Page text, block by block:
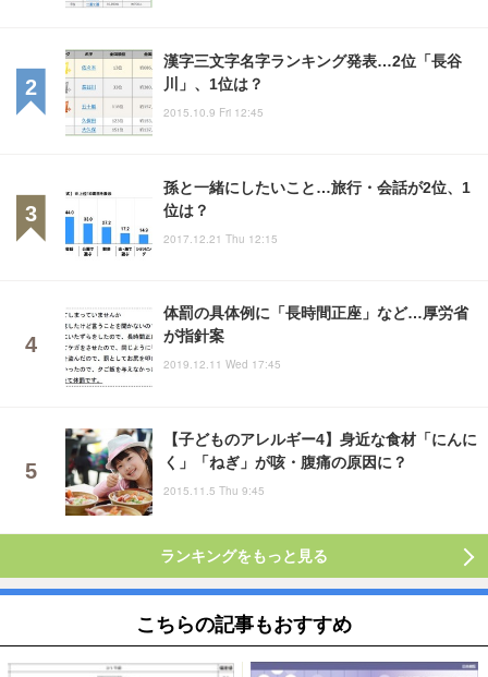
漢字三文字名字ランキング発表…2位「長谷
川」、1位は？
2015.10.9 Fri 12:45
孫と一緒にしたいこと…旅行・会話が2位、1
位は？
2017.12.21 Thu 12:15
体罰の具体例に「長時間正座」など…厚労省
が指針案
2019.12.11 Wed 17:45
【子どものアレルギー4】身近な食材「にんに
く」「ねぎ」が咳・腹痛の原因に？
2015.11.5 Thu 9:45
ランキングをもっと見る
こちらの記事もおすすめ